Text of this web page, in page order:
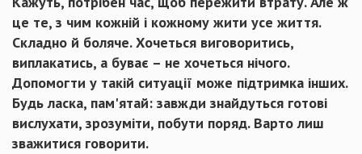
це те, з чим кожній і кожному жити усе життя.
Складно й боляче. Хочеться виговоритись,
виплакатись, а буває – не хочеться нічого.
Допомогти у такій ситуації може підтримка інших.
Будь ласка, пам'ятай: завжди знайдуться готові
вислухати, зрозуміти, побути поряд. Варто лиш
зважитися говорити.